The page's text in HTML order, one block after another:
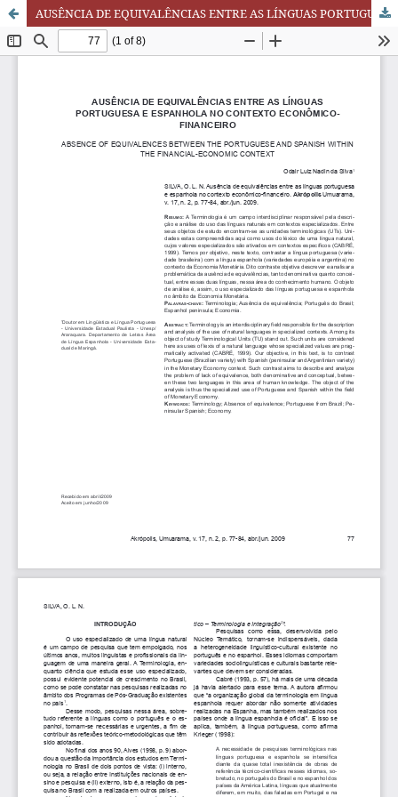
AUSÊNCIA DE EQUIVALÊNCIAS ENTRE AS LÍNGUAS PORTUGUESA E ESPANHOLA NO CONTEXTO ECONÔMICO-FINANCEIRO